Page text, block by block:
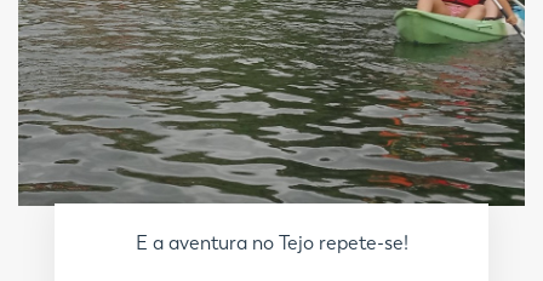
E a aventura no Tejo repete-se!